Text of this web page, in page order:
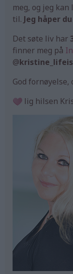
meg, og jeg kan
til. Jeg håper
Det søte liv har
finner meg på
@
God fornøyelse,
lig hilsen